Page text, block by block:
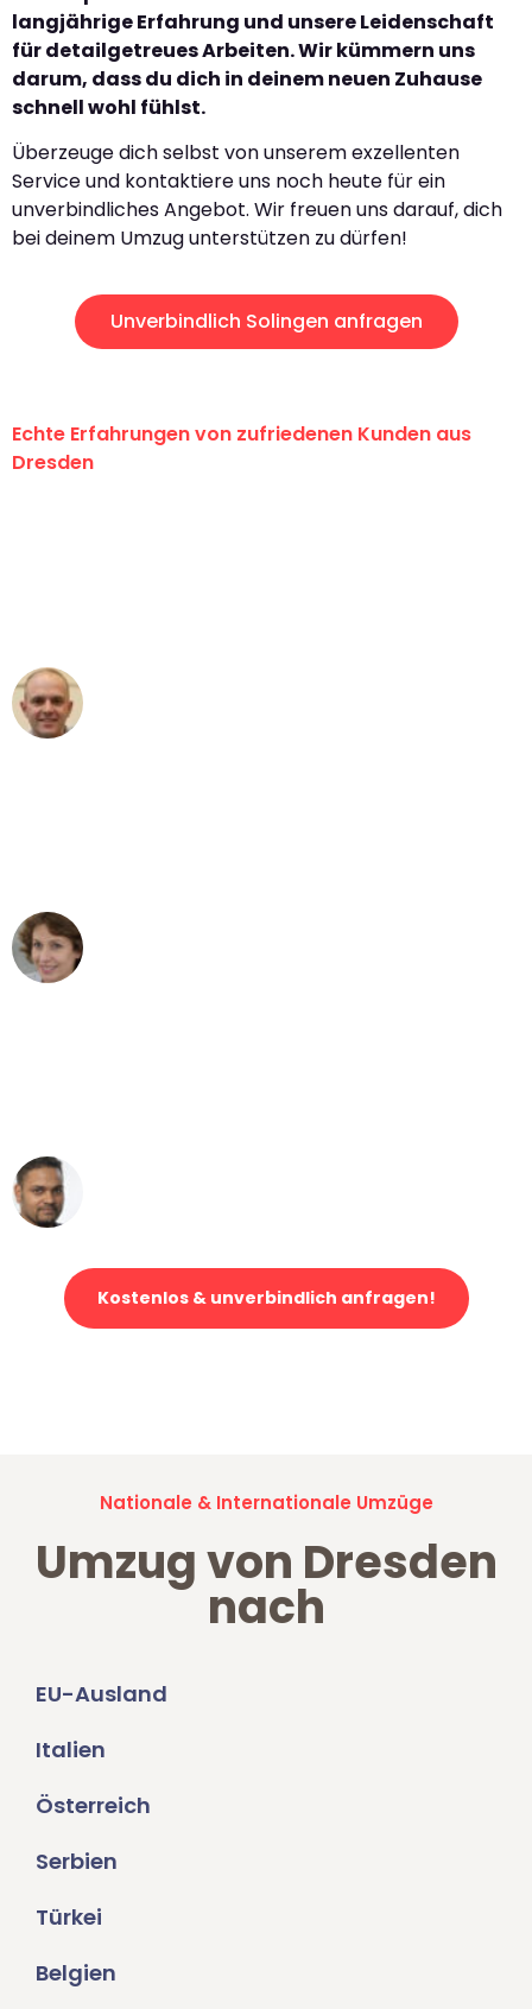
langjährige Erfahrung und unsere Leidenschaft
für detailgetreues Arbeiten. Wir kümmern uns
darum, dass du dich in deinem neuen Zuhause
schnell wohl fühlst.
Überzeuge dich selbst von unserem exzellenten
Service und kontaktiere uns noch heute für ein
unverbindliches Angebot. Wir freuen uns darauf, dich
bei deinem Umzug unterstützen zu dürfen!
Unverbindlich Solingen anfragen
Echte Erfahrungen von zufriedenen Kunden aus
Dresden
Kostenlos & unverbindlich anfragen!
Nationale & Internationale Umzüge
Umzug von Dresden
nach
EU-Ausland
Italien
Österreich
Serbien
Türkei
Belgien